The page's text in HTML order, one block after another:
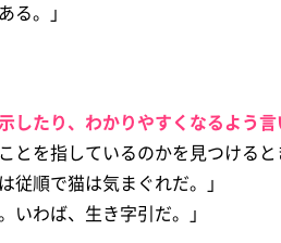
る。」
したり、わかりやすくなるよう
を指しているのかを見つけると
従順で猫は気まぐれだ。」
いわば、生き字引だ。」